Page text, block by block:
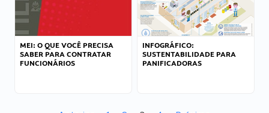
MEI: O QUE VOCÊ PRECISA
SABER PARA CONTRATAR
FUNCIONÁRIOS
INFOGRÁFICO:
SUSTENTABILIDADE PARA
PANIFICADORAS